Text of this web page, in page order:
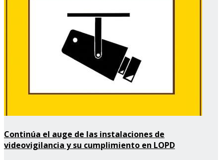
Continúa el auge de las instalaciones de
videovigilancia y su cumplimiento en LOPD